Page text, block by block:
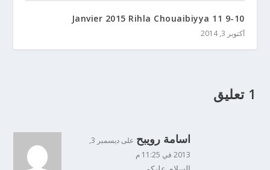
9-10 Janvier 2015 Rihla Chouaibiyya 11
أكتوبر 3, 2014
1 تعليق
اسامة رويبح
على ديسمبر 3,
2013 في 11:25 م